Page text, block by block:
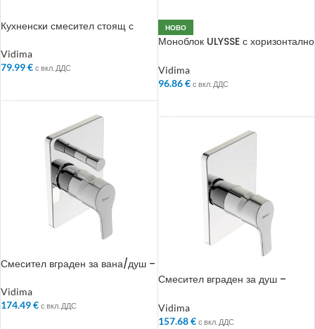
Кухненски смесител стоящ с
Колекция: SevaNext
Vidima
79.99€ с вкл. ДДС
НОВО
Моноблок ULYSSE с хоризонтално
Vidima
96.86€ с вкл. ДДС
Смесител вграден за вана/душ –
Vidima
174.49€ с вкл. ДДС
Смесител вграден за душ –
Vidima
157.68€ с вкл. ДДС